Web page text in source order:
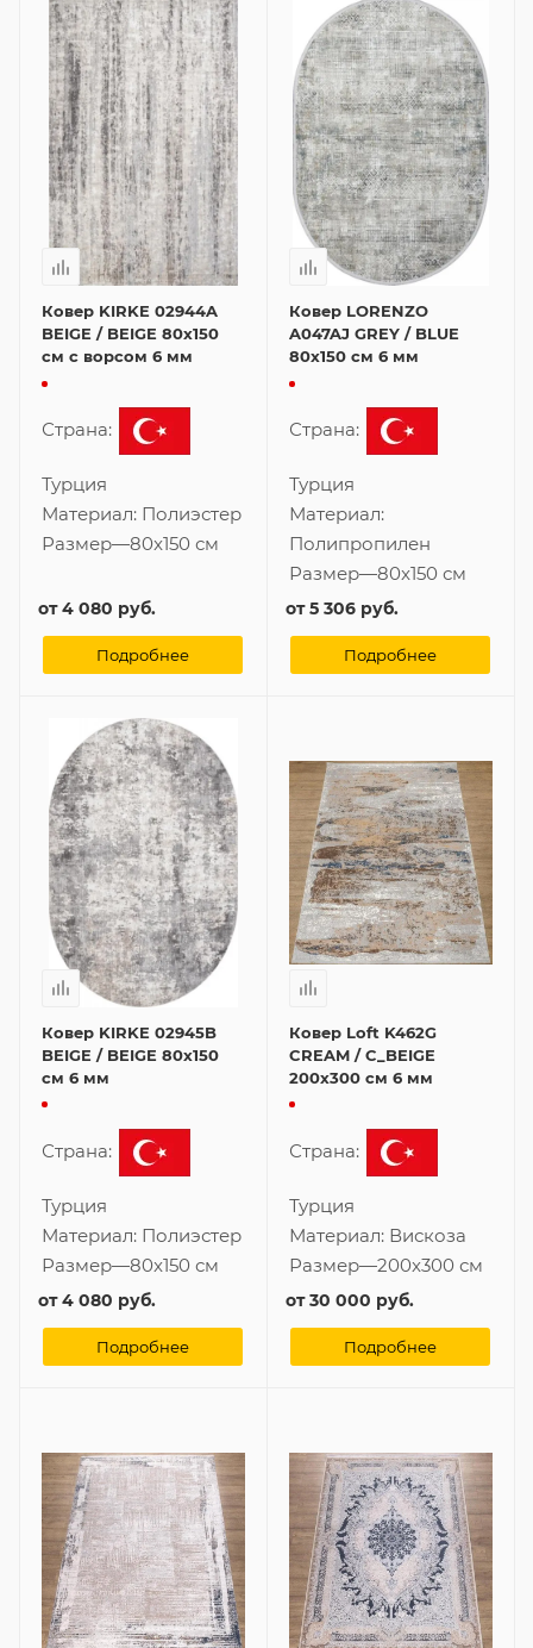
Ковер KIRKE 02944A
BEIGE / BEIGE 80x150
см с ворсом 6 мм
Страна:
Турция
Материал: Полиэстер
Размер—80x150 см
от4 080 руб.
Подробнее
Ковер LORENZO
A047AJ GREY / BLUE
80x150 см 6 мм
Страна:
Турция
Материал:
Полипропилен
Размер—80x150 см
от5 306 руб.
Подробнее
Ковер KIRKE 02945B
BEIGE / BEIGE 80x150
см 6 мм
Страна:
Турция
Материал: Полиэстер
Размер—80x150 см
от4 080 руб.
Подробнее
Ковер Loft K462G
CREAM / C_BEIGE
200x300 см 6 мм
Страна:
Турция
Материал: Вискоза
Размер—200x300 см
от30 000 руб.
Подробнее